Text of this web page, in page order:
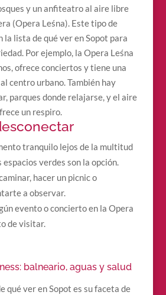
y un anfiteatro al aire libre
(Opera Leśna). Este tipo de
la lista de qué ver en Sopot para
Por ejemplo, la Opera Leśna
ofrece conciertos y tiene una
centro urbano. También hay
parques donde relajarse, y el aire
un respiro.
tranquilo lejos de la multitud
espacios verdes son la opción.
hacer un picnic o
a observar.
evento o concierto en la Opera
de visitar.
balneario, aguas y salud
qué ver en Sopot es su faceta de